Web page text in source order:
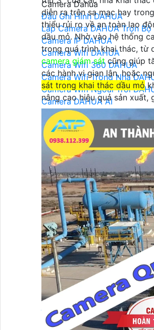
Camera Dahua
Đầu Ghi Hình DAHUA
Lắp Camera DAHUA Trọn Bộ
Camera IP DAHUA
Camera Wifi DAHUA
Camera Wifi 360 DAHUA
Camera Wifi Trong Nhà
Camera Wifi Ngoài Trời
Camera DAHUA AI
Camera DAHUA Xoay 360
Camera DAHUA 2MP
Camera DAHUA 4MP
Camera DAHUA 8MP
LẮP ĐẶT CAMERA DAHUA
Camera DAHUA Báo Động
Camera Dahua Quan Sát
Camera Dahua Starlight
Camera Dahua Ban Đêm Có
Camera DAHUA Ghi Âm
Camera DAHUA Zoom
Camera
Camera Kbvision
Đầu Ghi Camera KBVISION
Trọn Bộ Camera KBvision
diễn ra trên sa mạc hay
thiểu rủi ro về an toàn lao
dầu mỏ. Nhờ vào hệ thống
trong quá trình khai thác, từ
camera giám sátcũng giúp
các hành vi gian lận, hoặc
sát trong khai thác dầu mỏ
nâng cao hiệu quả sản